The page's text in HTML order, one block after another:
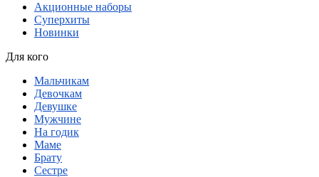
Акционные наборы
Суперхиты
Новинки
Для кого
Мальчикам
Девочкам
Девушке
Мужчине
На годик
Маме
Брату
Сестре